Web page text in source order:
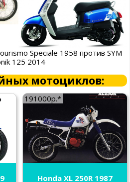
Speciale 1958 против SYM
125 2014
мотоциклов:
191000р.*
Honda XL 250R 1987